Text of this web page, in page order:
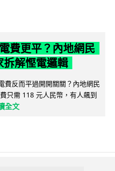
費更平？內地網民
拆解慳電邏輯
費反而平過開開關關？內地網民
只需 118 元人民幣，有人飆到
全文